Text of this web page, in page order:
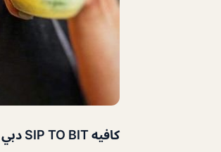
كافيه SIP TO BIT دبي